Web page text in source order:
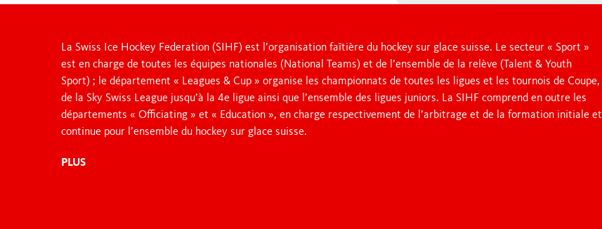
La Swiss Ice Hockey Federation (SIHF) est l’organisation faîtière du hockey sur glace suisse. Le secteur « Sport »
est en charge de toutes les équipes nationales (National Teams) et de l’ensemble de la relève (Talent & Youth
Sport) ; le département « Leagues & Cup » organise les championnats de toutes les ligues et les tournois de Coupe,
de la Sky Swiss League jusqu’à la 4e ligue ainsi que l’ensemble des ligues juniors. La SIHF comprend en outre les
départements « Officiating » et « Education », en charge respectivement de l’arbitrage et de la formation initiale et
continue pour l’ensemble du hockey sur glace suisse.
PLUS